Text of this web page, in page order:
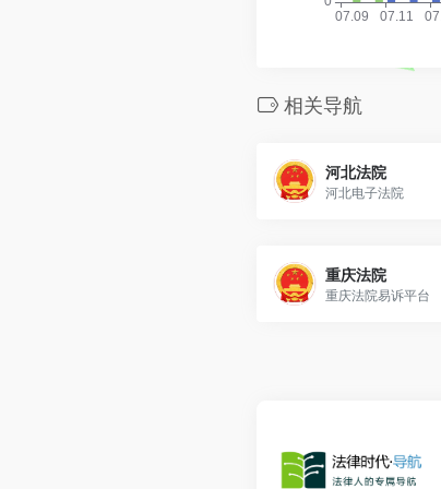
相关导航
河北法院
河北电子法院
重庆法院
重庆法院易诉平台